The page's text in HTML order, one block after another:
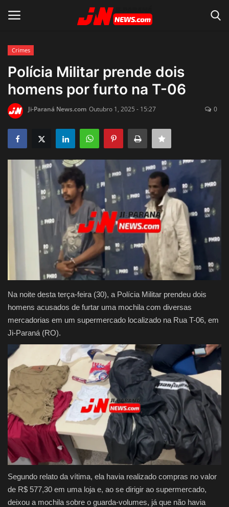
Home
Contato
Acidente
Notícias do Mundo
Educação
Saúde
Crimes
Polícia Militar prende dois
homens por furto na T-06
Ji-Paraná News.com Outubro 1, 2025 - 15:27 0
Na noite desta terça-feira (30), a Polícia Militar prendeu dois
homens acusados de furtar uma mochila com diversas
mercadorias em um supermercado localizado na Rua T-06, em
Ji-Paraná (RO).
Segundo relato da vítima, ela havia realizado compras no valor
de R$ 577,30 em uma loja e, ao se dirigir ao supermercado,
deixou a mochila sobre o guarda-volumes, já que não havia